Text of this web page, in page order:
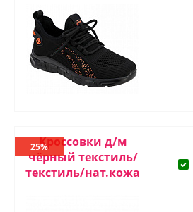
Кроссовки д/м
чёрный текстиль/
текстиль/нат.кожа
25%